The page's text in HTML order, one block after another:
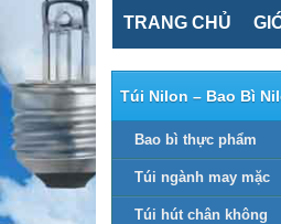
TRANG CHỦ
Túi Nilon – Bao Bì
Bao bì thực phẩm
Túi ngành may mặc
Túi hút chân không